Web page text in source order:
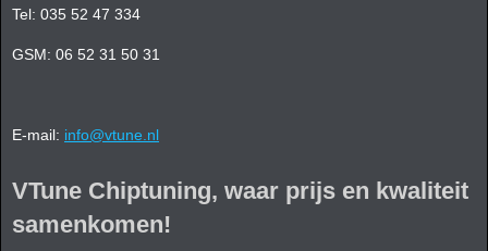
Tel: 035 52 47 334
GSM: 06 52 31 50 31
E-mail: info@vtune.nl
VTune Chiptuning, waar prijs en kwaliteit
samenkomen!